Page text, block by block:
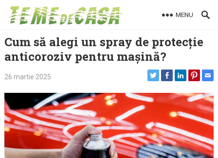
Skip
MENU
Cum să alegi un spray de protecție
anticoroziv pentru mașină?
26 martie 2025